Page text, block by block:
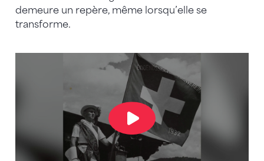
demeure un repère, même lorsqu’elle se
transforme.